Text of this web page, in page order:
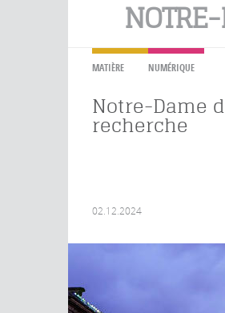
MATIÈRE NUMÉRIQUE
Notre-Dame
recherche
02.12.2024